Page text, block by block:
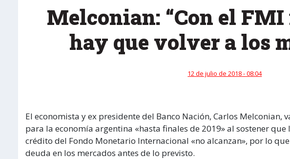
Melconian: “Con el
hay que volver a los
12 de julio de 2018 - 08:04
El economista y ex presidente del Banco Nación, Carlos
para la economía argentina «hasta finales de 2019» al sostener
crédito del Fondo Monetario Internacional «no alcanzan», por lo
deuda en los mercados antes de lo previsto.